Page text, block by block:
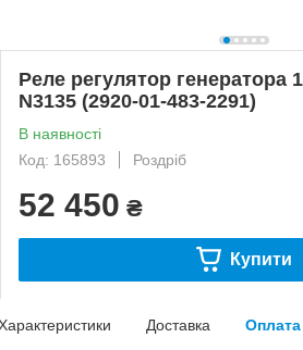
Реле регулятор генератора
N3135 (2920-01-483-2291)
В наявності
Код: 165893
Роздріб
52 450 ₴
Купити
Доставка Оплата